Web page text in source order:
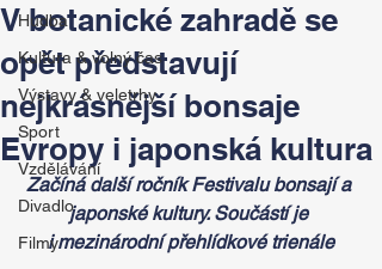
Hudba
Kultura & volný čas
Výstavy & veletrhy
Sport
Vzdělávání
Divadlo
Filmy
V botanické zahradě se
opět představují
nejkrásnější bonsaje
Evropy i japonská kultura
Začíná další ročník Festivalu bonsají a
japonské kultury. Součástí je
i mezinárodní přehlídkové trienále